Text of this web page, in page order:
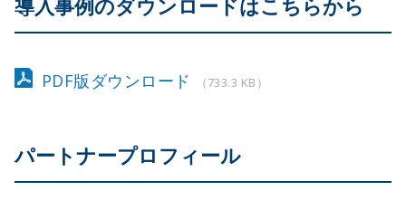
導入事例のダウンロードはこちらから
PDF版ダウンロード （733.3 KB）
パートナープロフィール